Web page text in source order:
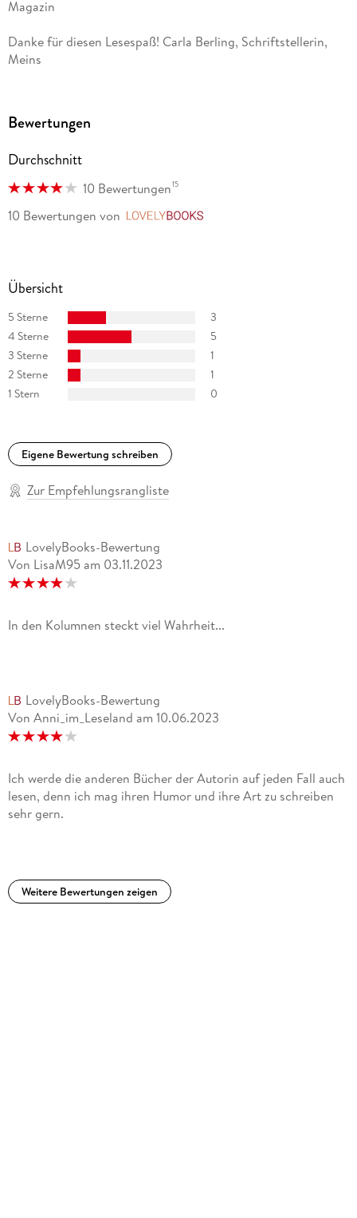
Magazin
Danke für diesen Lesespaß! Carla Berling, Schriftstellerin,
Meins
RADIO Journal, 1-2/21
Bewertungen
Durchschnitt
10 Bewertungen15
10 Bewertungen von
Übersicht
5 Sterne
3
4 Sterne
5
3 Sterne
1
2 Sterne
1
1 Stern
0
Eigene Bewertung schreiben
Zur Empfehlungsrangliste
LovelyBooks-Bewertung
Von LisaM95 am 03.11.2023
In den Kolumnen steckt viel Wahrheit...
LovelyBooks-Bewertung
Von Anni_im_Leseland am 10.06.2023
Ich werde die anderen Bücher der Autorin auf jeden Fall auch
lesen, denn ich mag ihren Humor und ihre Art zu schreiben
sehr gern.
Weitere Bewertungen zeigen